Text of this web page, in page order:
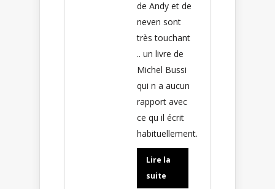
de Andy et de
neven sont
très touchant
.. un livre de
Michel Bussi
qui n a aucun
rapport avec
ce qu il écrit
habituellement.
Lire la
suite